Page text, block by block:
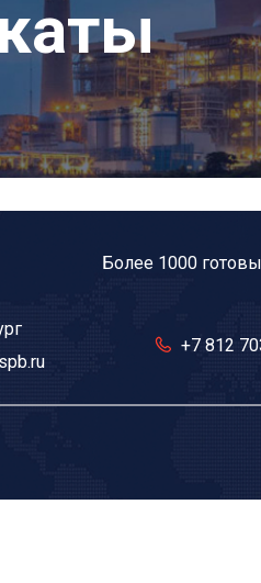
Более 1000
+7 812